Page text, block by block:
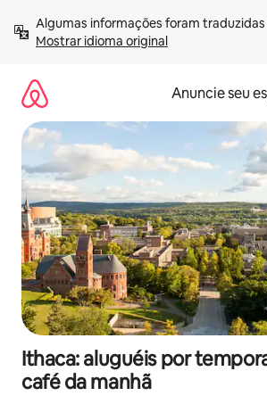
para
Mostrar idioma original
Anuncie seu
Ithaca: aluguéis por
café da manhã